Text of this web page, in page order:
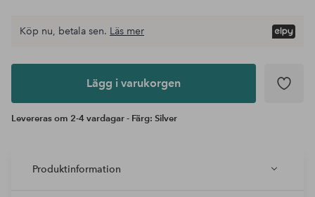
Lägg i
Köp nu, betala sen. Läs mer
Lägg i varukorgen
Levereras om 2-4 vardagar - Färg: Silver
Produktinformation